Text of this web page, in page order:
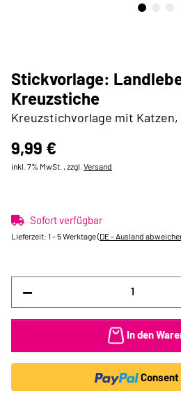
Stickvorlage:
Kreuzstiche
Kreuzstichvorlage mit
9,99 €
inkl. 7% MwSt. , zzgl. Versand
Sofort verfügbar
Lieferzeit: 1 - 5 Werktage(DE - Ausland
In den